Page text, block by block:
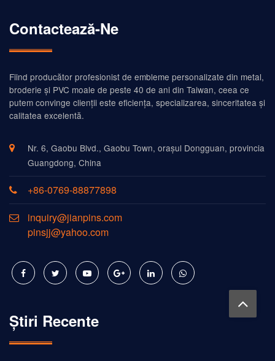
Contactează-Ne
Fiind producător profesionist de embleme personalizate din metal,
broderie și PVC moale de peste 40 de ani din Taiwan, ceea ce
putem convinge clienții este eficiența, specializarea, sinceritatea și
calitatea excelentă.
Nr. 6, Gaobu Blvd., Gaobu Town, orașul Dongguan, provincia
Guangdong, China
+86-0769-88877898
inquiry@jianpins.com
pinsjj@yahoo.com
Știri Recente